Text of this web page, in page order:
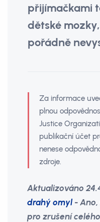
přijímačkami
dětské
pořádně
Za informace
plnou
Justice
publikační účet
nenese
zdroje.
Aktualizováno
drahý omyl -
pro zrušení